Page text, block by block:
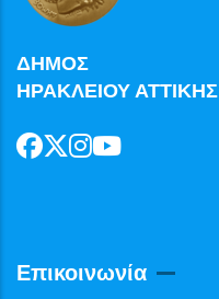
ΔΗΜΟΣ
ΗΡΑΚΛΕΙΟΥ ΑΤΤΙΚΗΣ
Επικοινωνία